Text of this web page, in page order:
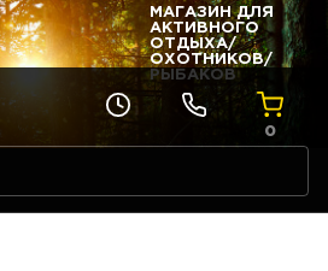
МАГАЗИН ДЛЯ
АКТИВНОГО
ОТДЫХА/
ОХОТНИКОВ/
РЫБАКОВ
0